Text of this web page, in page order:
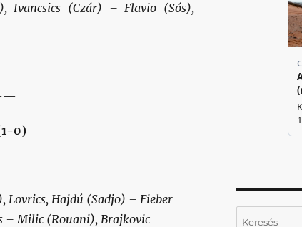
Ivancsics (Czár) – Flavio (Sós),
0)
Lovrics, Hajdú (Sadjo) – Fieber
– Milic (Rouani), Brajkovic